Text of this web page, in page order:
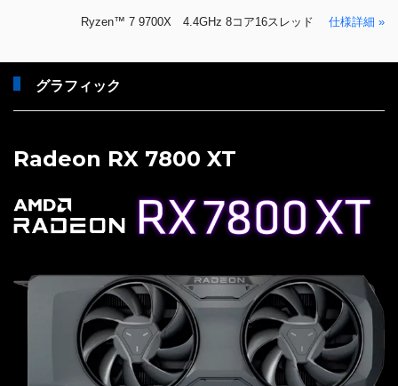
Ryzen™ 7 9700X 4.4GHz 8コア16スレッド 仕様詳細 »
グラフィック
Radeon RX 7800 XT